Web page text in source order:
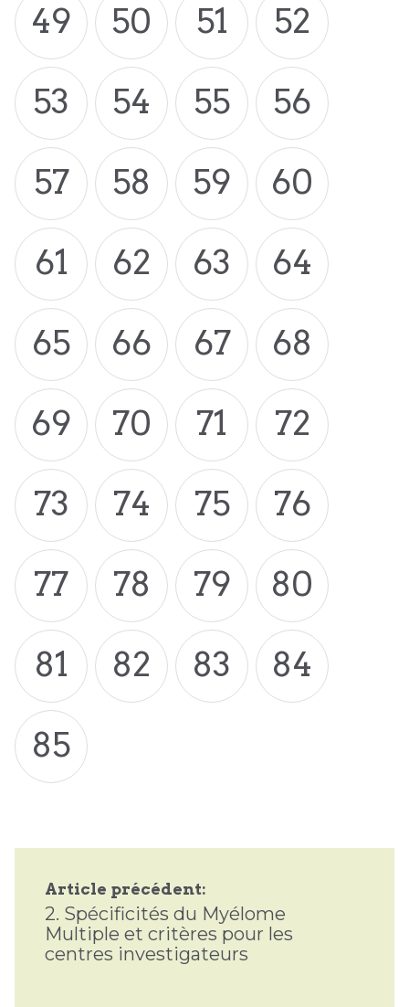
49 50 51
52
53
54 55
56
57
58 59
60
61
62 63
64
65
66 67
68
69
70 71
72
73
74 75
76
77
78 79
80
81
82 83
84
85
Article précédent:
2. Spécificités du Myélome
Multiple et critères pour les
centres investigateurs